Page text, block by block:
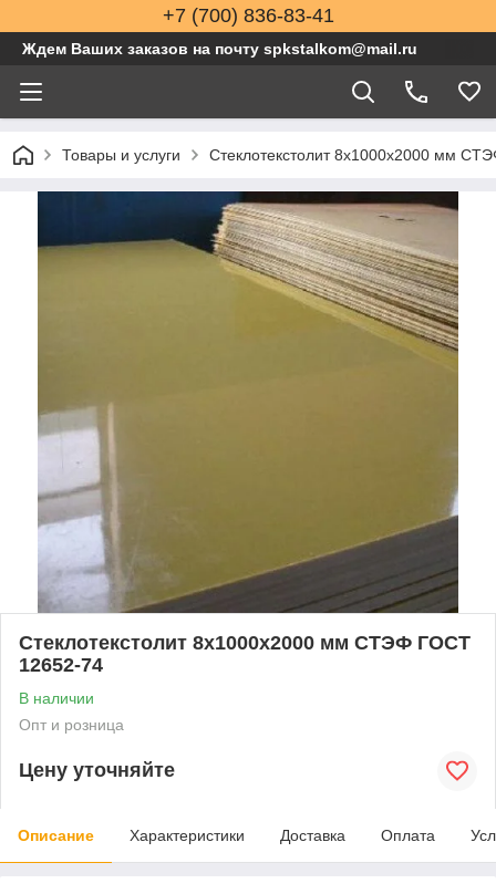
+7 (700) 836-83-41
Ждем Ваших заказов на почту spkstalkom@mail.ru
Товары и услуги Стеклотекстолит 8x1000x2000 мм
Стеклотекстолит 8x1000x2000 мм СТЭФ ГОСТ
12652-74
В наличии
Опт и розница
Цену уточняйте
Описание Характеристики Доставка Оплата